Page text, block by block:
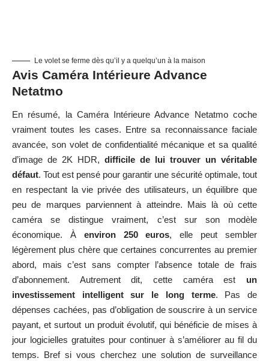
Le volet se ferme dès qu’il y a quelqu’un à la maison
Avis Caméra Intérieure Advance
Netatmo
En résumé, la Caméra Intérieure Advance Netatmo coche
vraiment toutes les cases. Entre sa reconnaissance faciale
avancée, son volet de confidentialité mécanique et sa qualité
d’image de 2K HDR, difficile de lui trouver un véritable
défaut. Tout est pensé pour garantir une sécurité optimale, tout
en respectant la vie privée des utilisateurs, un équilibre que
peu de marques parviennent à atteindre. Mais là où cette
caméra se distingue vraiment, c’est sur son modèle
économique. À environ 250 euros, elle peut sembler
légèrement plus chère que certaines concurrentes au premier
abord, mais c’est sans compter l’absence totale de frais
d’abonnement. Autrement dit, cette caméra est un
investissement intelligent sur le long terme. Pas de
dépenses cachées, pas d’obligation de souscrire à un service
payant, et surtout un produit évolutif, qui bénéficie de mises à
jour logicielles gratuites pour continuer à s’améliorer au fil du
temps. Bref si vous cherchez une solution de surveillance